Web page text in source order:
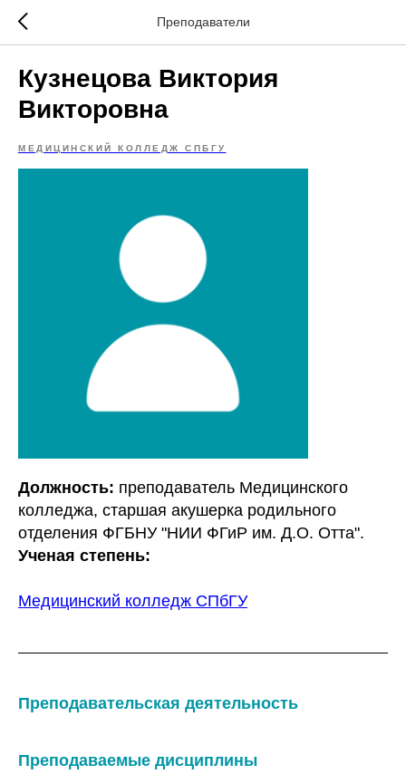
Преподаватели
Кузнецова Виктория
Викторовна
МЕДИЦИНСКИЙ КОЛЛЕДЖ СПБГУ
Должность: преподаватель Медицинского
колледжа, старшая акушерка родильного
отделения ФГБНУ "НИИ ФГиР им. Д.О. Отта".
Ученая степень:
Медицинский колледж СПбГУ
Преподавательская деятельность
Преподаваемые дисциплины